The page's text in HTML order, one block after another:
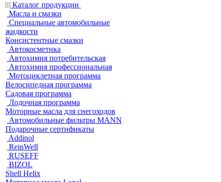
Каталог продукции
Масла и смазки
Специальные автомобильные
жидкости
Консистентные смазки
Автокосметика
Автохимия потребительская
Автохимия профессиональная
Мотоциклетная программа
Велосипедная программа
Садовая программа
Лодочная программа
Моторные масла для снегоходов
Автомобильные фильтры MANN
Подарочные сертификаты
Addinol
ReinWell
RUSEFF
BIZOL
Shell Helix